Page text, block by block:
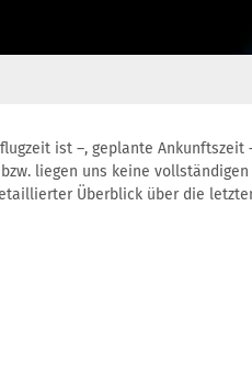
ist –, geplante
liegen uns keine
Überblick über die